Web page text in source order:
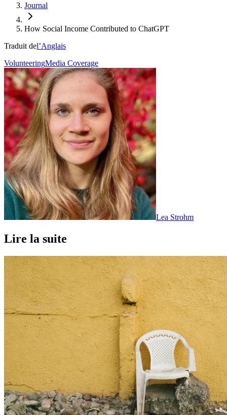
Journal
How Social Income Contributed to ChatGPT
Traduit del’Anglais
VolunteeringMedia Coverage
Lea Strohm
Lire la suite